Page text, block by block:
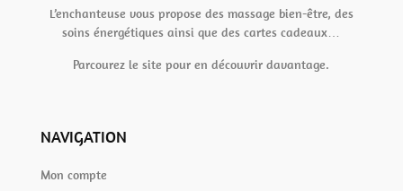
L’enchanteuse vous propose des massage bien-être, des
soins énergétiques ainsi que des cartes cadeaux…
Parcourez le site pour en découvrir davantage.
NAVIGATION
Mon compte